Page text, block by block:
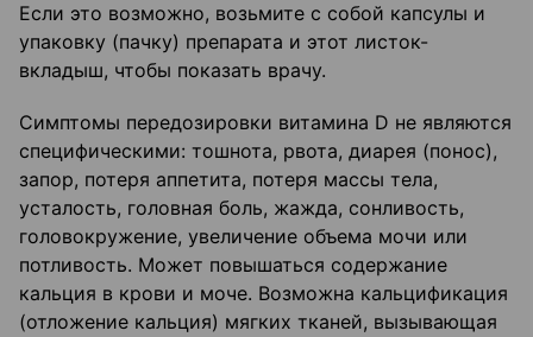
Если это возможно, возьмите с собой капсулы и
упаковку (пачку) препарата и этот листок-
вкладыш, чтобы показать врачу.
Симптомы передозировки витамина D не являются
специфическими: тошнота, рвота, диарея (понос),
запор, потеря аппетита, потеря массы тела,
усталость, головная боль, жажда, сонливость,
головокружение, увеличение объема мочи или
потливость. Может повышаться содержание
кальция в крови и моче. Возможна кальцификация
(отложение кальция) мягких тканей, вызывающая